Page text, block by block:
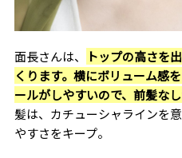
面長さんは、
トップの高さを
くります。横にボリューム感
ールがしやすいので、前髪なし
髪は、カチューシャラインを
やすさをキープ。